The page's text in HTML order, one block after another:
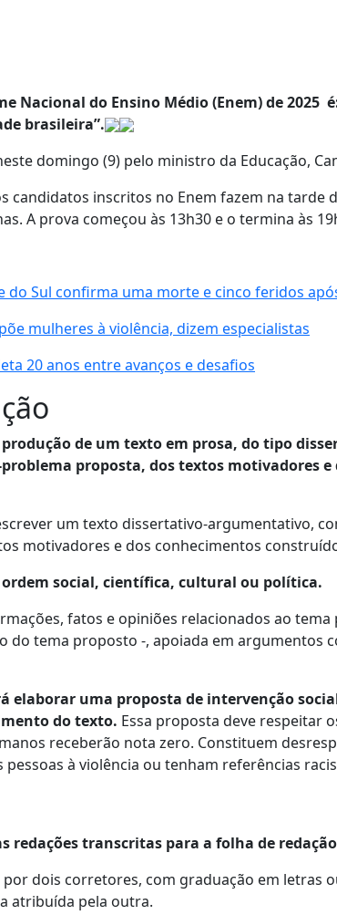
Nacional do Ensino Médio (Enem) de 2025
brasileira”.
domingo (9) pelo ministro da Educação,
candidatos inscritos no Enem fazem na tarde
A prova começou às 13h30 e o termina às
do Sul confirma uma morte e cinco feridos
mulheres à violência, dizem especialistas
20 anos entre avanços e desafios
produção de um texto em prosa, do tipo
proposta, dos textos motivadores
um texto dissertativo-argumentativo,
motivadores e dos conhecimentos
ordem social, científica, cultural ou política.
fatos e opiniões relacionados ao
do tema proposto -, apoiada em argumentos
elaborar uma proposta de intervenção
do texto. Essa proposta deve respeitar
receberão nota zero. Constituem
à violência ou tenham referências
redações transcritas para a folha de
dois corretores, com graduação em letras
atribuída pela outra.